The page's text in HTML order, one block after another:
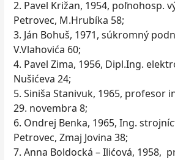
2. Pavel Križan, 1954, poľnohosp.
Petrovec, M.Hrubíka 58;
3. Ján Bohuš, 1971, súkromný
V.Vlahovića 60;
4. Pavel Zima, 1956, Dipl.Ing.
Nušićeva 24;
5. Siniša Stanivuk, 1965, profesor
29. novembra 8;
6. Ondrej Benka, 1965, Ing.
Petrovec, Zmaj Jovina 38;
7. Anna Boldocká – Ilićová, 1958,